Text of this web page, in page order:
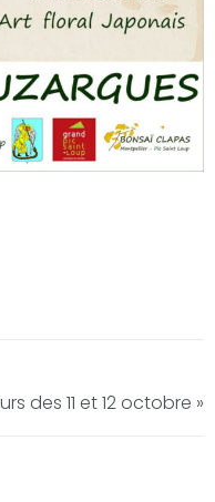
des 11 et 12 octobre »